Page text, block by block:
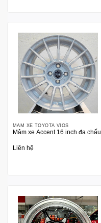
MÂM XE TOYOTA VIOS
Mâm xe Accent 16 inch đa chấu
Liên hệ